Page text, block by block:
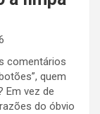
comentários
quem
Em vez de
do óbvio